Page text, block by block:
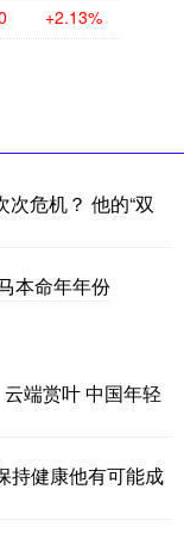
+2.13%
危机？ 他的“双
本命年年份
端赏叶 中国年轻
持健康他有可能成